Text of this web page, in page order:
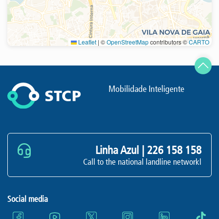
Leaflet | ©OpenStreetMapcontributors ©CARTO
Refresh
Mobilidade Inteligente
Linha Azul | 226 158 158
Call to the national landline networkl
Social media